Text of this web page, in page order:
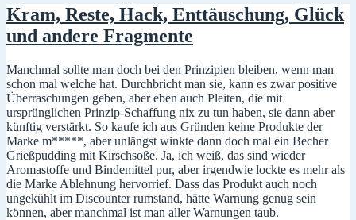
á
la
Kram, Reste, Hack, Enttäuschung, Glück
und andere Fragmente
Manchmal sollte man doch bei den Prinzipien bleiben, wenn man
schon mal welche hat. Durchbricht man sie, kann es zwar positive
Überraschungen geben, aber eben auch Pleiten, die mit
ursprünglichen Prinzip-Schaffung nix zu tun haben, sie dann aber
künftig verstärkt. So kaufe ich aus Gründen keine Produkte der
Marke m*****, aber unlängst winkte dann doch mal ein Becher
Grießpudding mit Kirschsoße. Ja, ich weiß, das sind wieder
Aromastoffe und Bindemittel pur, aber irgendwie lockte es mehr als
die Marke Ablehnung hervorrief. Dass das Produkt auch noch
ungekühlt im Discounter rumstand, hätte Warnung genug sein
können, aber manchmal ist man aller Warnungen taub.